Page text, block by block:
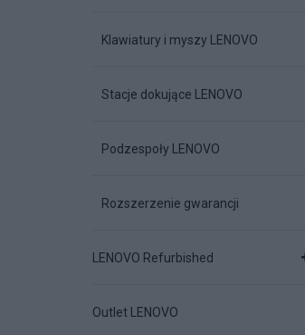
Klawiatury i myszy LENOVO
Stacje dokujące LENOVO
Podzespoły LENOVO
Rozszerzenie gwarancji
LENOVO Refurbished
Outlet LENOVO